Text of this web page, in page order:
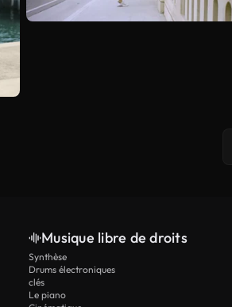
Musique libre de droits
Synthèse
Drums électroniques
clés
Le piano